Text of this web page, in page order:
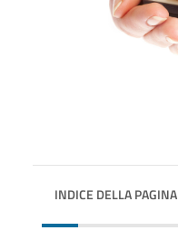
INDICE DELLA PAGINA